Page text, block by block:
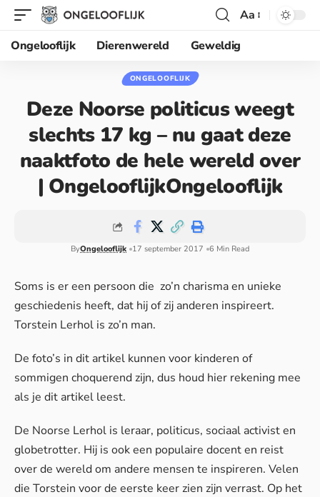
Aa
Ongelooflijk
Dierenwereld Geweldig
ONGELOOFLIJK
Deze Noorse politicus weegt
slechts 17 kg – nu gaat deze
naaktfoto de hele wereld over
| OngelooflijkOngelooflijk
ByOngelooflijk 17 september 2017 6 Min Read
Soms is er een persoon die zo’n charisma en unieke
geschiedenis heeft, dat hij of zij anderen inspireert.
Torstein Lerhol is zo’n man.
De foto’s in dit artikel kunnen voor kinderen of
sommigen choquerend zijn, dus houd hier rekening mee
als je dit artikel leest.
De Noorse Lerhol is leraar, politicus, sociaal activist en
globetrotter. Hij is ook een populaire docent en reist
over de wereld om andere mensen te inspireren. Velen
die Torstein voor de eerste keer zien zijn verrast. Op het